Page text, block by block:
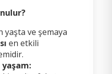
yaşta ve şemaya
en etkili